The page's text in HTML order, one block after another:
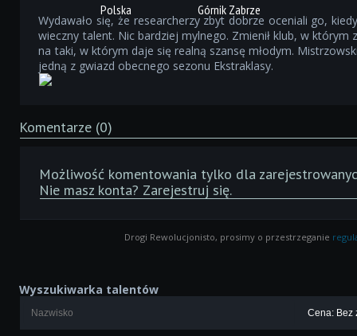
Polska
Górnik Zabrze
Wydawało się, że researcherzy zbyt dobrze oceniali go,
wieczny talent. Nic bardziej mylnego. Zmienił klub, w którym
na taki, w którym daje się realną szansę młodym.
jedną z gwiazd obecnego sezonu Ekstraklasy.
Komentarze (0)
Możliwość komentowania tylko dla
Nie masz konta? Zarejestruj się.
Drogi Rewolucjonisto, prosimy o przestrzeganie
Wyszukiwarka talentów